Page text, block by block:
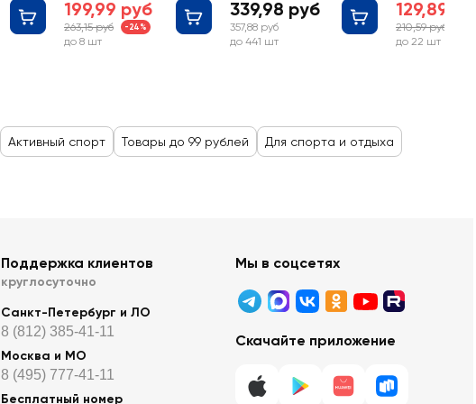
199,99 руб
263,15 руб -24%
до 8 шт
339,98 руб
357,88 руб
до 441 шт
129,89 руб
210,59 руб
до 22 шт
Активный спорт Товары до 99 рублей Для спорта и отдыха
Поддержка клиентов
круглосуточно
Санкт-Петербург и ЛО
8 (812) 385-41-11
Москва и МО
8 (495) 777-41-11
Бесплатный номер
Мы в соцсетях
Скачайте приложение